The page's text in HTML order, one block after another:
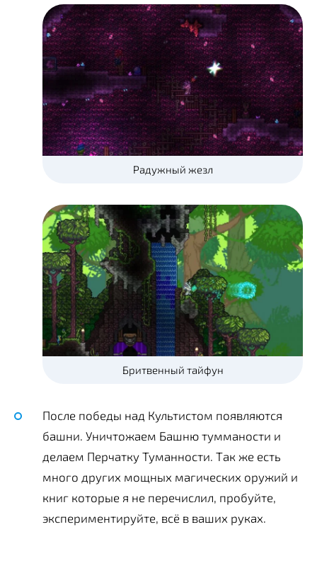
Радужный жезл
Бритвенный тайфун
После победы над Культистом появляются
башни. Уничтожаем Башню тумманости и
делаем Перчатку Туманности. Так же есть
много других мощных магических оружий и
книг которые я не перечислил, пробуйте,
экспериментируйте, всё в ваших руках.